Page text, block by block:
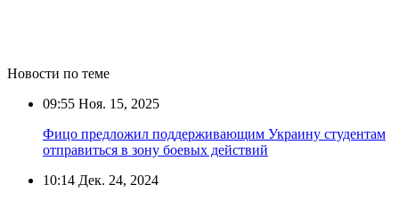
Новости по теме
09:55 Ноя. 15, 2025
Фицо предложил поддерживающим Украину студентам
отправиться в зону боевых действий
10:14 Дек. 24, 2024